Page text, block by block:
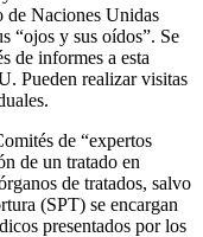
Naciones Unidas
“ojos y sus oídos”. Se
de informes a esta
Pueden realizar visitas
de “expertos
de un tratado en
de tratados, salvo
(SPT) se encargan
presentados por los